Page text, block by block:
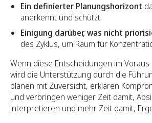
Ein definierter Planungshorizont
anerkennt und schützt
Einigung darüber, was nicht
des Zyklus, um Raum für
Wenn diese Entscheidungen im
wird die Unterstützung durch die
planen mit Zuversicht, erklären
und verbringen weniger Zeit damit,
interpretieren und mehr Zeit damit,